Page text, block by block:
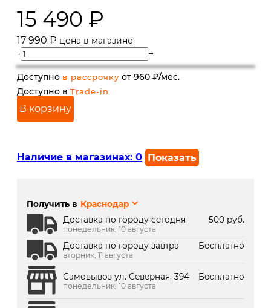
15 490 ₽
17 990 ₽ цена в магазине
- +
Доступно в рассрочку от 960 ₽/мес.
Доступно в Trade-in
В корзину
Наличие в магазинах: 0 Показать
г. Краснодар, ТК Медиаплаза:
Получить в Краснодар
Доставка по городу сегодня
500 руб.
понедельник, 10 августа
Доставка по городу завтра Бесплатно
вторник, 11 августа
Самовывоз ул. Северная, 394 Бесплатно
понедельник, 10 августа